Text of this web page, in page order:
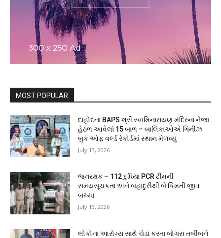
MOST POPULAR
દાહોદના BAPS શ્રી સ્વામિનારાયણ મંદિરનાં નેજા
હેઠળ આવેલાં 15 બાળ – બાલિકાઓએ ગિનીઝ
બુક ઓફ વર્લ્ડ રેકોર્ડમાં સ્થાન મેળવ્યું
July 13, 2026
જનરક્ષક – 112 દુધિયા PCR ટીમની
સમયસૂચકતા અને બહાદુરીથી બે કિંમતી જીવ
બચ્યા
July 13, 2026
લોકોના આરોગ્ય સાથે ચેડાં કરતા બોગસ તબીબને